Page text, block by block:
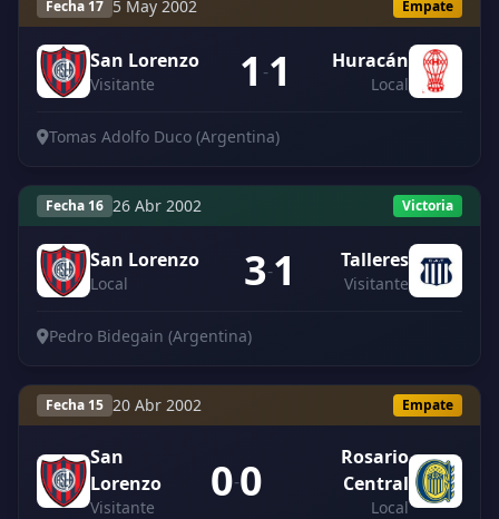
Fecha 17 5 May 2002 Empate
San Lorenzo
Visitante 1 -1 Huracán
Local
Tomas Adolfo Duco (Argentina)
Fecha 16 26 Abr 2002 Victoria
San Lorenzo
Local 3-1 Talleres
Visitante
Pedro Bidegain (Argentina)
Fecha 15 20 Abr 2002 Empate
San
Lorenzo
Visitante 0-0
Rosario
Central
Local